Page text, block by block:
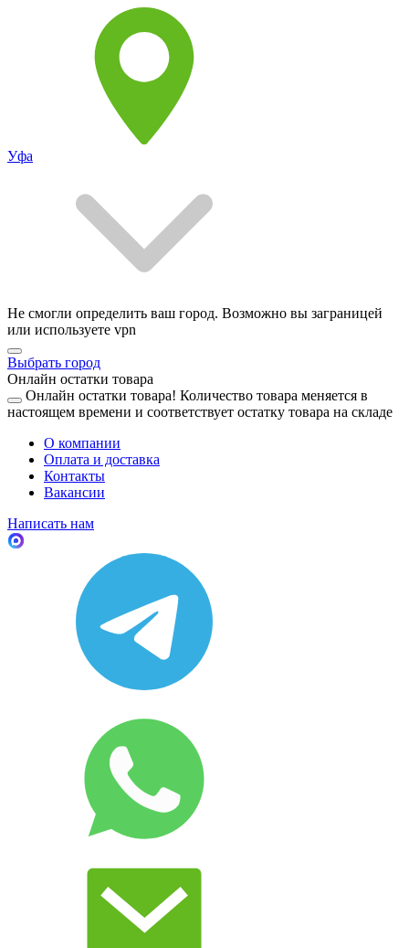
Уфа
Не смогли определить ваш город. Возможно вы заграницей
или используете vpn
Выбрать город
Онлайн остатки товара
Онлайн остатки товара! Количество товара меняется в
настоящем времени и соответствует остатку товара на складе
О компании
Оплата и доставка
Контакты
Вакансии
Написать нам